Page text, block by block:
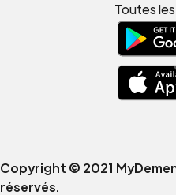
Toutes
Copyright © 2021
réservés.